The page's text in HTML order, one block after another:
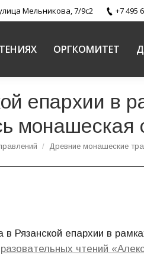
Мельникова, 7/9с2 +7 495
ОРГКОМИТЕТ
епархии в
монашеская
Древние монашеские
в Рязанской епархии в
чтений